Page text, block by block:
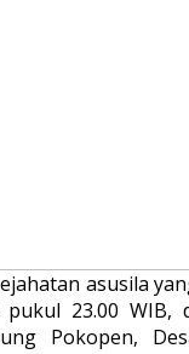
asusila
23.00 WIB,
Pokopen,